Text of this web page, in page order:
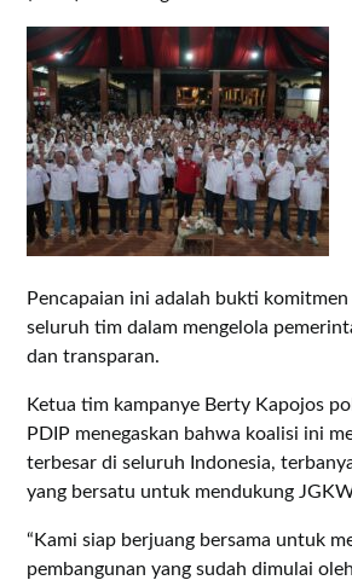
Pencapaian ini adalah bukti
seluruh tim dalam mengelola
dan transparan.
Ketua tim kampanye Berty Kapojos
PDIP menegaskan bahwa koalisi ini
terbesar di seluruh Indonesia,
yang bersatu untuk mendukung
“Kami siap berjuang bersama untuk
pembangunan yang sudah dimulai